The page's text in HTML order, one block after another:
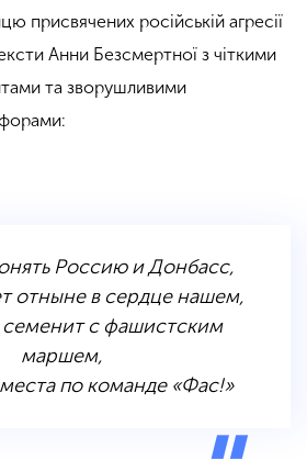
присвячених російській агресії
Анни Безсмертної з чіткими
та зворушливими
Россию и Донбасс,
отныне в сердце нашем,
с фашистским
маршем,
по команде «Фас!»